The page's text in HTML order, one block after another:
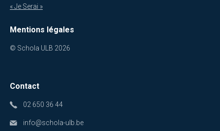
« Je Serai »
Mentions légales
© Schola ULB 2026
Contact
02 650 36 44
info@schola-ulb.be